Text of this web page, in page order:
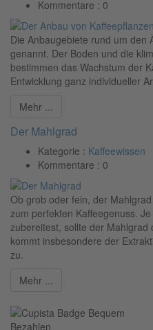
Kommentare : 0
Die Anbaugebiete rund um den
genannt. Der Boden und die
bestimmen das Wachstum der
Entwicklung ganz individueller
Mehr ...
Der Mahlgrad
Kategorie : Kaffeewissen
Kommentare : 0
Ob grob oder fein, der
zum perfekten Kaffeegenuss.
zubereitest, sollte der
kommt insbesondere der
zu.
Mehr ...